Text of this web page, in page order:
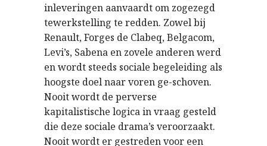
inleveringen aanvaardt om zogezegd
tewerkstelling te redden. Zowel bij
Renault, Forges de Clabeq, Belgacom,
Levi’s, Sabena en zovele anderen werd
en wordt steeds sociale begeleiding als
hoogste doel naar voren ge-schoven.
Nooit wordt de perverse
kapitalistische logica in vraag gesteld
die deze sociale drama’s veroorzaakt.
Nooit wordt er gestreden voor een